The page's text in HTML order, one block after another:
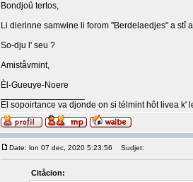
Bondjoû tertos,
Li dierinne samwine li forom "Berdelaedjes" a stî
So-dju l' seu ?
Amiståvmint,
Èl-Gueuye-Noere
El sopoirtance va djonde on si télmint hôt livea
Date: lon 07 dec, 2020 5:23:56 Sudjet:
Citåcion: